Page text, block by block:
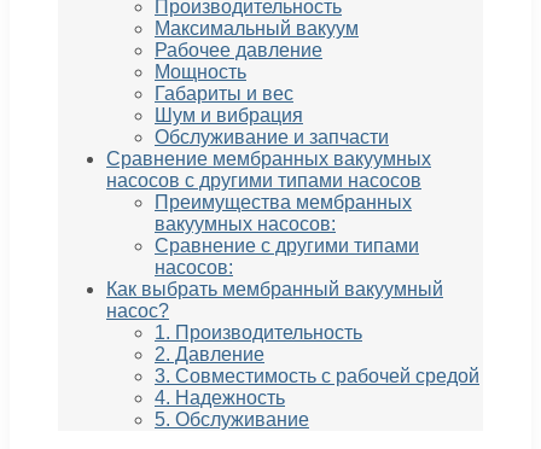
Производительность
Максимальный вакуум
Рабочее давление
Мощность
Габариты и вес
Шум и вибрация
Обслуживание и запчасти
Сравнение мембранных вакуумных
насосов с другими типами насосов
Преимущества мембранных
вакуумных насосов:
Сравнение с другими типами
насосов:
Как выбрать мембранный вакуумный
насос?
1. Производительность
2. Давление
3. Совместимость с рабочей средой
4. Надежность
5. Обслуживание